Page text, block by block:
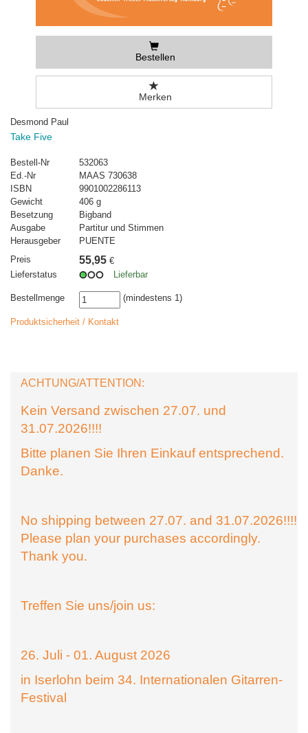
Bestellen
Merken
Desmond Paul
Take Five
Bestell-Nr
532063
Ed.-Nr
MAAS 730638
ISBN
9901002286113
Gewicht
406 g
Besetzung
Bigband
Ausgabe
Partitur und Stimmen
Herausgeber
PUENTE
Preis
55,95 €
Lieferstatus
Lieferbar
Bestellmenge (mindestens 1)
Produktsicherheit / Kontakt
ACHTUNG/ATTENTION:
Kein Versand zwischen 27.07. und
31.07.2026!!!!
Bitte planen Sie Ihren Einkauf entsprechend.
Danke.
No shipping between 27.07. and 31.07.2026!!!!
Please plan your purchases accordingly.
Thank you.
Treffen Sie uns/join us:
26. Juli - 01. August 2026
in Iserlohn beim 34. Internationalen Gitarren-
Festival